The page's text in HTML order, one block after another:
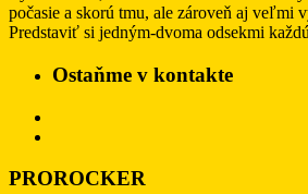
počasie a skorú tmu, ale zároveň aj veľmi
Predstaviť si jedným-dvoma odsekmi
Ostaňme v kontakte
PROROCKER